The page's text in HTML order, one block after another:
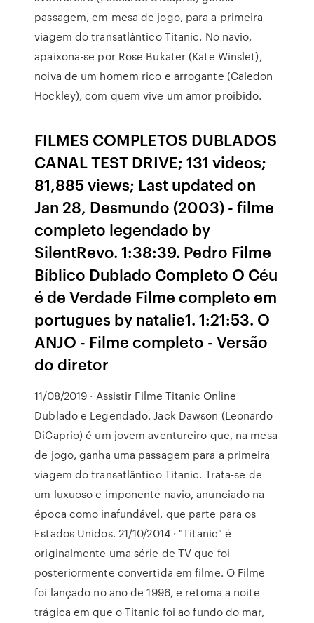
passagem, em mesa de jogo, para a primeira
viagem do transatlântico Titanic. No navio,
apaixona-se por Rose Bukater (Kate Winslet),
noiva de um homem rico e arrogante (Caledon
Hockley), com quem vive um amor proibido.
FILMES COMPLETOS DUBLADOS
CANAL TEST DRIVE; 131 videos;
81,885 views; Last updated on
Jan 28, Desmundo (2003) - filme
completo legendado by
SilentRevo. 1:38:39. Pedro Filme
Bíblico Dublado Completo O Céu
é de Verdade Filme completo em
portugues by natalie1. 1:21:53. O
ANJO - Filme completo - Versão
do diretor
11/08/2019 · Assistir Filme Titanic Online
Dublado e Legendado. Jack Dawson (Leonardo
DiCaprio) é um jovem aventureiro que, na mesa
de jogo, ganha uma passagem para a primeira
viagem do transatlântico Titanic. Trata-se de
um luxuoso e imponente navio, anunciado na
época como inafundável, que parte para os
Estados Unidos. 21/10/2014 · "Titanic" é
originalmente uma série de TV que foi
posteriormente convertida em filme. O Filme
foi lançado no ano de 1996, e retoma a noite
trágica em que o Titanic foi ao fundo do mar,